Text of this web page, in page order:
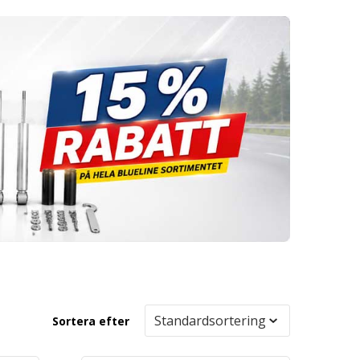
Sortera efter